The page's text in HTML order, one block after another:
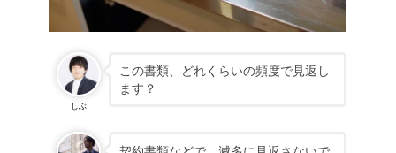
しぶ
この書類、どれくらいの頻度で見返し
ます？